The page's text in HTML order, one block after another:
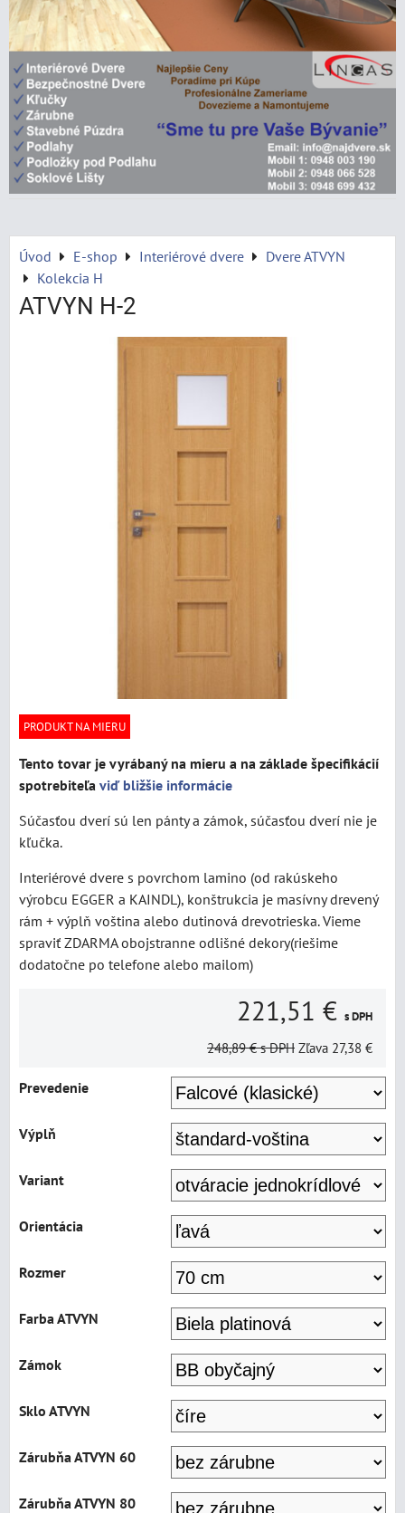
Úvod E-shop Interiérové dvere
Dvere ATVYN
Kolekcia H
ATVYN H-2
PRODUKT NA MIERU
Tento tovar je vyrábaný na mieru a na základe špecifikácií
spotrebiteľa viď bližšie informácie
Súčasťou dverí sú len pánty a zámok, súčasťou dverí nie je
kľučka.
Interiérové dvere s povrchom lamino (od rakúskeho
výrobcu EGGER a KAINDL), konštrukcia je masívny drevený
rám + výplň voština alebo dutinová drevotrieska. Vieme
spraviť ZDARMA obojstranne odlišné dekory(riešime
dodatočne po telefone alebo mailom)
221,51 € s DPH
248,89 € s DPH Zľava 27,38 €
Prevedenie
Výplň
Variant
Orientácia
Rozmer
Farba ATVYN
Zámok
Sklo ATVYN
Zárubňa ATVYN 60
Zárubňa ATVYN 80